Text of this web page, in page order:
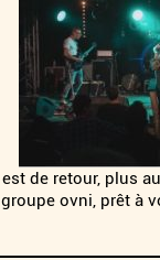
de retour, plus
ovni, prêt à